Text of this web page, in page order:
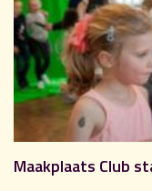
Maakplaats Club